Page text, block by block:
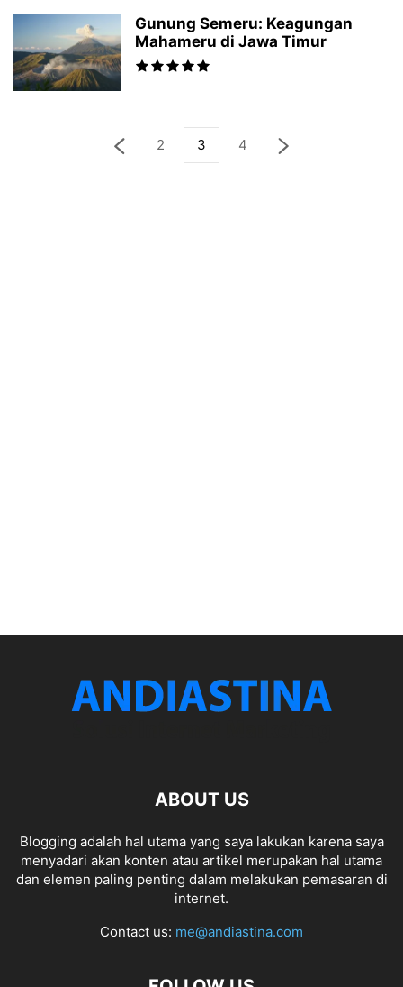
Gunung Semeru: Keagungan
Mahameru di Jawa Timur
2 3 4
ABOUT US
Blogging adalah hal utama yang saya lakukan karena saya
menyadari akan konten atau artikel merupakan hal utama
dan elemen paling penting dalam melakukan pemasaran di
internet.
Contact us: me@andiastina.com